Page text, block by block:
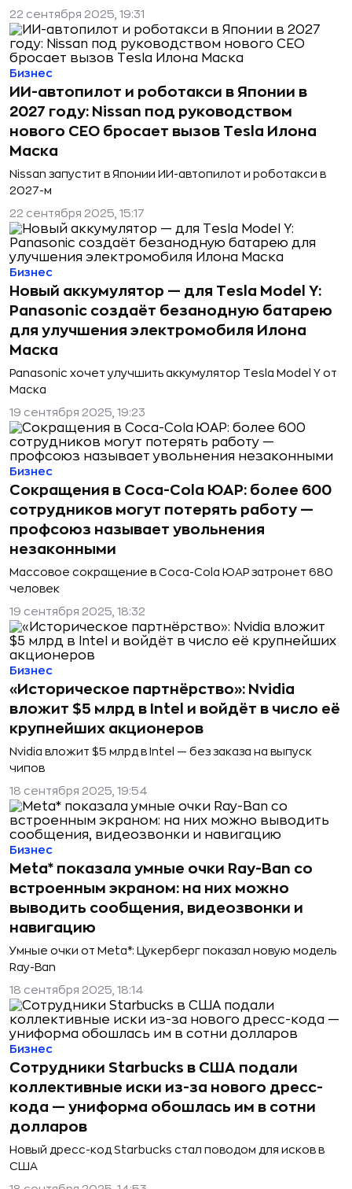
22 сентября 2025, 19:31
ИИ-автопилот и роботакси в Японии в
2027 году: Nissan под руководством
нового CEO бросает вызов Tesla Илона
Маска
Nissan запустит в Японии ИИ-автопилот и роботакси в
2027-м
Бизнес
22 сентября 2025, 15:17
Новый аккумулятор — для Tesla Model Y:
Panasonic создаёт безанодную батарею
для улучшения электромобиля Илона
Маска
Panasonic хочет улучшить аккумулятор Tesla Model Y от
Маска
Бизнес
19 сентября 2025, 19:23
Сокращения в Coca-Cola ЮАР: более 600
сотрудников могут потерять работу —
профсоюз называет увольнения
незаконными
Массовое сокращение в Coca-Cola ЮАР затронет 680
человек
Бизнес
19 сентября 2025, 18:32
«Историческое партнёрство»: Nvidia
вложит $5 млрд в Intel и войдёт в число её
крупнейших акционеров
Nvidia вложит $5 млрд в Intel — без заказа на выпуск
чипов
Бизнес
18 сентября 2025, 19:54
Meta* показала умные очки Ray-Ban со
встроенным экраном: на них можно
выводить сообщения, видеозвонки и
навигацию
Умные очки от Meta*: Цукерберг показал новую модель
Ray-Ban
Бизнес
18 сентября 2025, 18:14
Сотрудники Starbucks в США подали
коллективные иски из-за нового дресс-
кода — униформа обошлась им в сотни
долларов
Новый дресс-код Starbucks стал поводом для исков в
США
Бизнес